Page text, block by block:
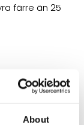
About
färre än 25